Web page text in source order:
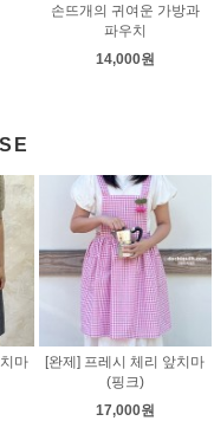
손뜨개의 귀여운 가방과
파우치
14,000원
마
[완제] 프레시 체리 앞치마
(핑크)
17,000원